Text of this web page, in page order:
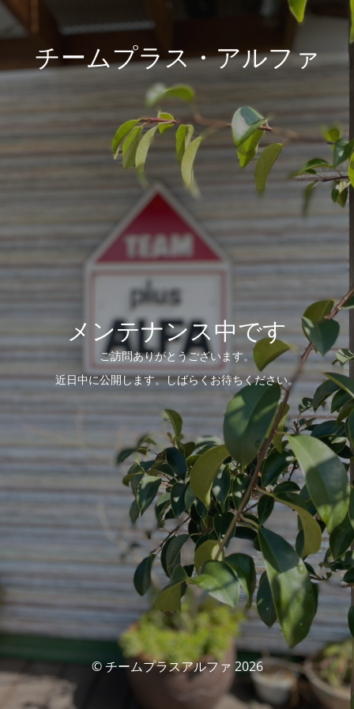
チームプラス・アルファ
メンテナンス中です
ご訪問ありがとうございます。
近日中に公開します。しばらくお待ちください。
© チームプラスアルファ 2026